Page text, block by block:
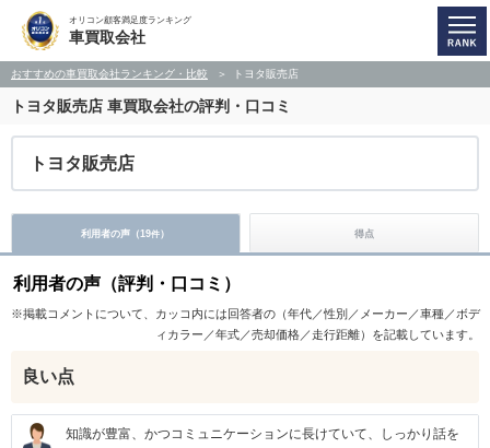
オリコン顧客満足度ランキング
車買取会社
おすすめの車買取会社ランキング・比較 トヨタ販売店
トヨタ販売店 車買取会社の評判・口コミ
トヨタ販売店
利用者の声（19件） 得点
利用者の声（評判・口コミ）
※掲載コメントについて、カッコ内には回答者の（年代／性別／メーカー／車種／ボデ
ィカラー／年式／売却価格／走行距離）を記載しています。
良い点
知識が豊富、かつコミュニケーションに長けていて、しっかり話を